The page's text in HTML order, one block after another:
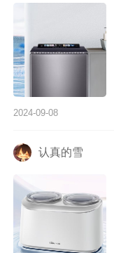
2024-09-08
认真的雪